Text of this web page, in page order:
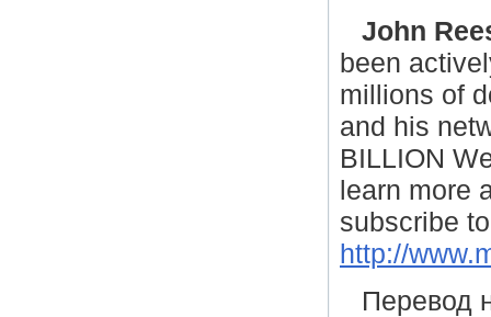
John
been
millions of
and his
BILLION
learn more
subscribe
http://
Перевод